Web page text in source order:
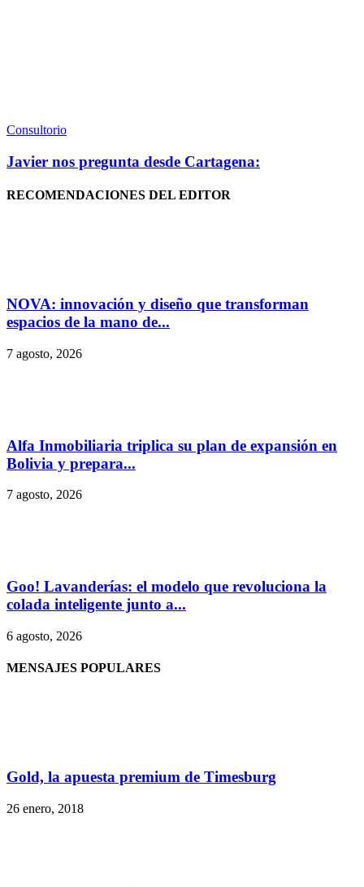
Consultorio
Javier nos pregunta desde Cartagena:
RECOMENDACIONES DEL EDITOR
NOVA: innovación y diseño que transforman
espacios de la mano de...
7 agosto, 2026
Alfa Inmobiliaria triplica su plan de expansión en
Bolivia y prepara...
7 agosto, 2026
Goo! Lavanderías: el modelo que revoluciona la
colada inteligente junto a...
6 agosto, 2026
MENSAJES POPULARES
Gold, la apuesta premium de Timesburg
26 enero, 2018